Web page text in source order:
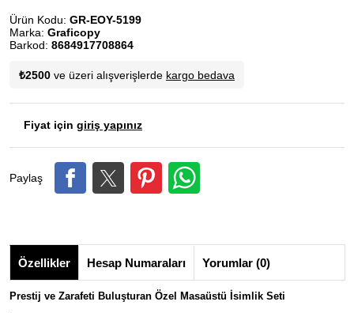
Ürün Kodu: GR-EOY-5199
Marka: Graficopy
Barkod: 8684917708864
₺2500 ve üzeri alışverişlerde kargo bedava
Fiyat için giriş yapınız
Paylaş
Özellikler Hesap Numaraları Yorumlar (0)
Prestij ve Zarafeti Buluşturan Özel Masaüstü İsimlik Seti